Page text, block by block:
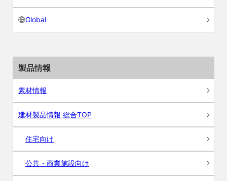
Global
製品情報
素材情報
建材製品情報 総合TOP
住宅向け
公共・商業施設向け